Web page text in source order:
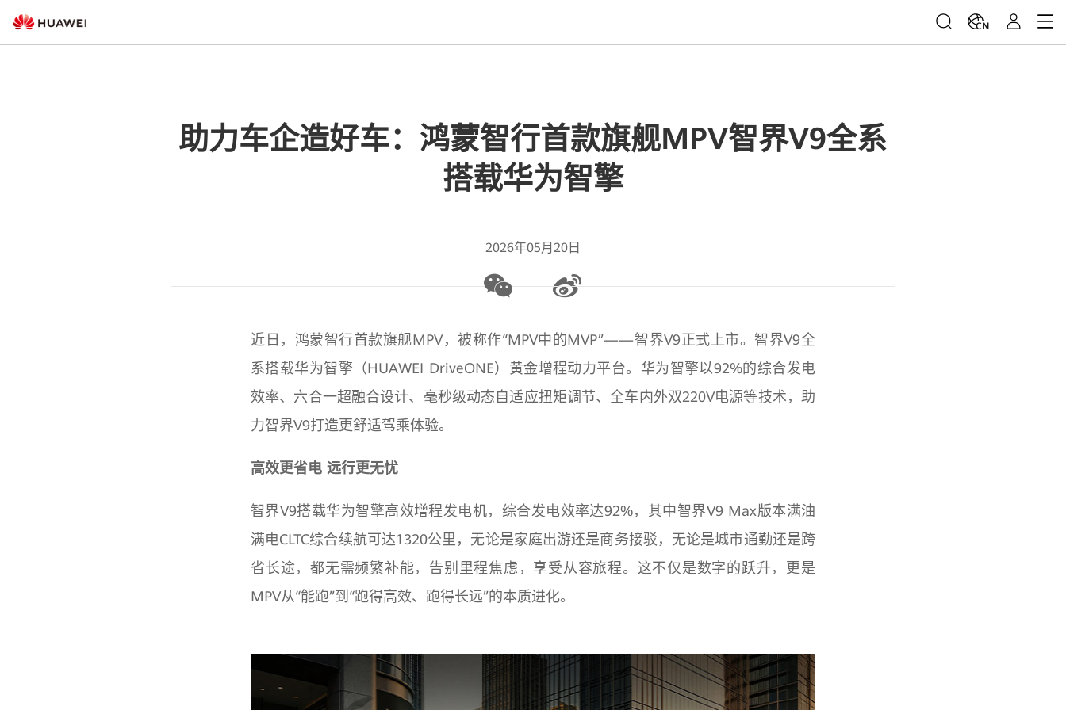
CN
助力车企造好车：鸿蒙智行首款旗舰MPV智界V9全系
搭载华为智擎
2026年05月20日
近日，鸿蒙智行首款旗舰MPV，被称作“MPV中的MVP”——智界V9正式上市。智界V9全
系搭载华为智擎（HUAWEI DriveONE）黄金增程动力平台。华为智擎以92%的综合发电
效率、六合一超融合设计、毫秒级动态自适应扭矩调节、全车内外双220V电源等技术，助
力智界V9打造更舒适驾乘体验。
高效更省电 远行更无忧
智界V9搭载华为智擎高效增程发电机，综合发电效率达92%，其中智界V9 Max版本满油
满电CLTC综合续航可达1320公里，无论是家庭出游还是商务接驳，无论是城市通勤还是跨
省长途，都无需频繁补能，告别里程焦虑，享受从容旅程。这不仅是数字的跃升，更是
MPV从“能跑”到“跑得高效、跑得长远”的本质进化。